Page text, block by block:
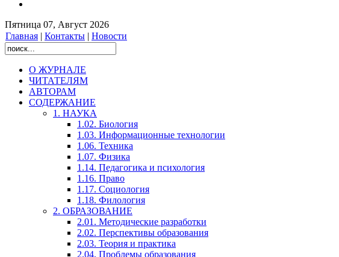
Пятница 07, Август 2026
Главная | Контакты | Новости
О ЖУРНАЛЕ
ЧИТАТЕЛЯМ
АВТОРАМ
СОДЕРЖАНИЕ
1. НАУКА
1.02. Биология
1.03. Информационные технологии
1.06. Техника
1.07. Физика
1.14. Педагогика и психология
1.16. Право
1.17. Социология
1.18. Филология
2. ОБРАЗОВАНИЕ
2.01. Методические разработки
2.02. Перспективы образования
2.03. Теория и практика
2.04. Проблемы образования